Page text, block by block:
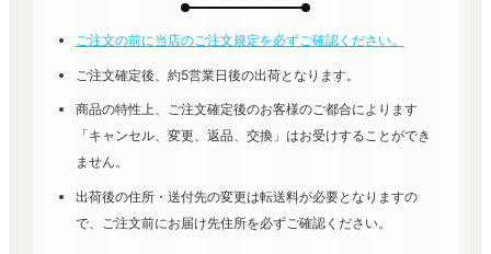
ご注文の前に当店のご注文規定を必ずご確認ください。
ご注文確定後、約5営業日後の出荷となります。
商品の特性上、ご注文確定後のお客様のご都合によります
「キャンセル、変更、返品、交換」はお受けすることができ
ません。
出荷後の住所・送付先の変更は転送料が必要となりますの
で、ご注文前にお届け先住所を必ずご確認ください。